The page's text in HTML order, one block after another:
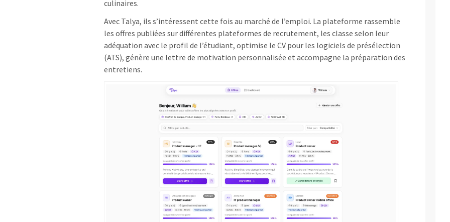
culinaires.
Avec Talya, ils s’intéressent cette fois au marché de l’emploi. La plateforme rassemble
les offres publiées sur différentes plateformes de recrutement, les classe selon leur
adéquation avec le profil de l’étudiant, optimise le CV pour les logiciels de présélection
(ATS), génère une lettre de motivation personnalisée et accompagne la préparation des
entretiens.